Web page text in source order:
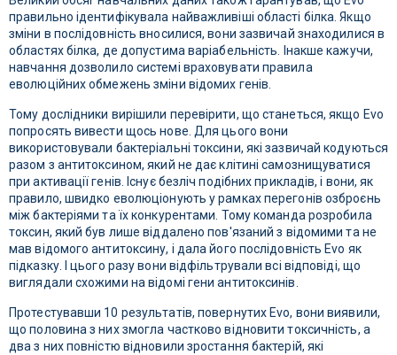
правильно ідентифікувала найважливіші області білка. Якщо
зміни в послідовність вносилися, вони зазвичай знаходилися в
областях білка, де допустима варіабельність. Інакше кажучи,
навчання дозволило системі враховувати правила
еволюційних обмежень зміни відомих генів.
Тому дослідники вирішили перевірити, що станеться, якщо Evo
попросять вивести щось нове. Для цього вони
використовували бактеріальні токсини, які зазвичай кодуються
разом з антитоксином, який не дає клітині самознищуватися
при активації генів. Існує безліч подібних прикладів, і вони, як
правило, швидко еволюціонують у рамках перегонів озброєнь
між бактеріями та їх конкурентами. Тому команда розробила
токсин, який був лише віддалено пов'язаний з відомими та не
мав відомого антитоксину, і дала його послідовність Evo як
підказку. І цього разу вони відфільтрували всі відповіді, що
виглядали схожими на відомі гени антитоксинів.
Протестувавши 10 результатів, повернутих Evo, вони виявили,
що половина з них змогла частково відновити токсичність, а
два з них повністю відновили зростання бактерій, які